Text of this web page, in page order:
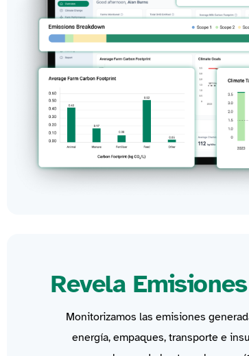
Revela
Monitorizamos las emisiones
energía, empaques, transporte e